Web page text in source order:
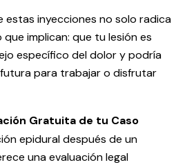
estas inyecciones no solo radica
implican: que tu lesión es
específico del dolor y podría
para trabajar o disfrutar
Gratuita de tu Caso
epidural después de un
una evaluación legal